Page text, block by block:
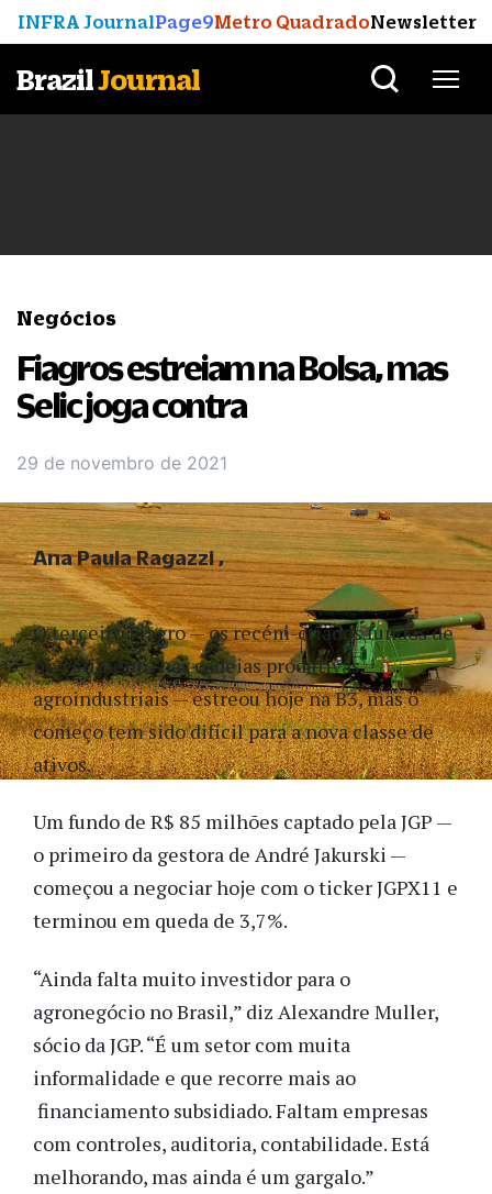
INFRA JournalPage9Metro QuadradoNewsletter
BrazilJournal
Negócios
Fiagros estreiam na Bolsa, mas
Selic joga contra
29 de novembro de 2021
O terceiro Fiagro — os recém-criados fundos de
investimento nas cadeias produtivas
agroindustriais — estreou hoje na B3, mas o
começo tem sido difícil para a nova classe de
ativos.
Um fundo de R$ 85 milhões captado pela JGP —
o primeiro da gestora de André Jakurski —
começou a negociar hoje com o ticker JGPX11 e
terminou em queda de 3,7%.
“Ainda falta muito investidor para o
agronegócio no Brasil,” diz Alexandre Muller,
sócio da JGP. “É um setor com muita
informalidade e que recorre mais ao
financiamento subsidiado. Faltam empresas
com controles, auditoria, contabilidade. Está
melhorando, mas ainda é um gargalo.”
Ana Paula Ragazzi